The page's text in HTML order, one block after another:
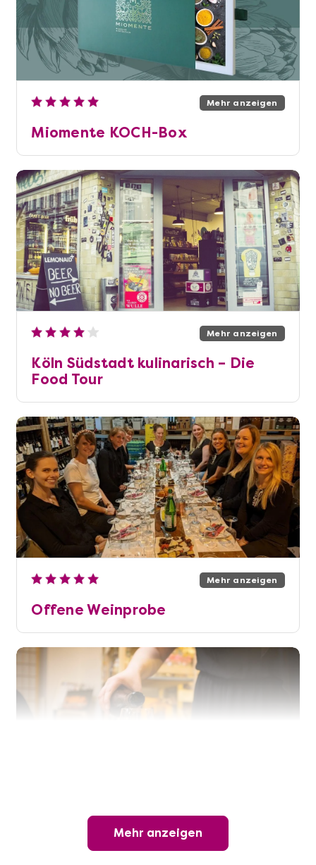
Mehr anzeigen
Miomente KOCH-Box
Mehr anzeigen
Köln Südstadt kulinarisch – Die
Food Tour
Mehr anzeigen
Offene Weinprobe
Wunderschöner Weinabend
Mehr anzeigen